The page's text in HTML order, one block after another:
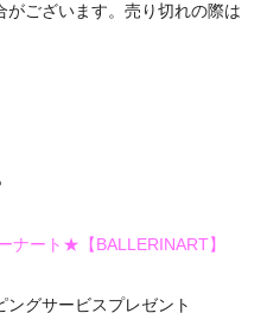
ございます。売り切れの際は
ート★【BALLERINART】
グサービスプレゼント